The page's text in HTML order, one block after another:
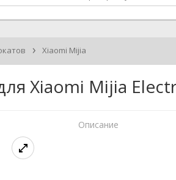
› Xiaomi Mijia
Xiaomi Mijia
Описание